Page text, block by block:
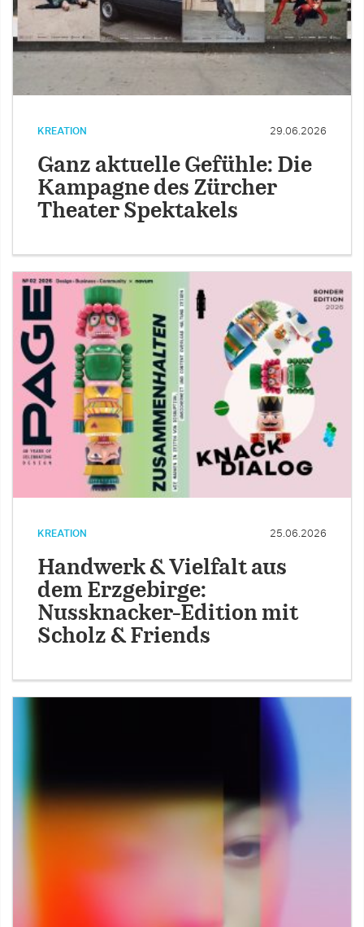
KREATION 29.06.2026
Ganz aktuelle Gefühle: Die
Kampagne des Zürcher
Theater Spektakels
KREATION 25.06.2026
Handwerk & Vielfalt aus
dem Erzgebirge:
Nussknacker-Edition mit
Scholz & Friends